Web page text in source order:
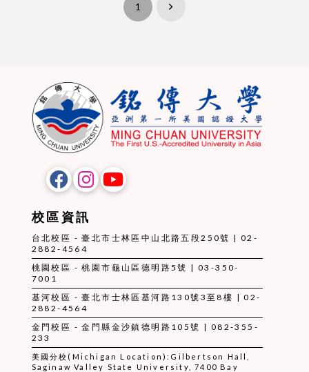
1 Next
校區資訊
台北校區 - 臺北市士林區中山北路五段250號 | 02-
2882-4564
桃園校區 - 桃園市龜山區德明路5號 | 03-350-
7001
基河校區 - 臺北市士林區基河路130號3至8樓 | 02-
2882-4564
金門校區 - 金門縣金沙鎮德明路105號 | 082-355-
233
美國分校(Michigan Location):Gilbertson Hall,
Saginaw Valley State University, 7400 Bay